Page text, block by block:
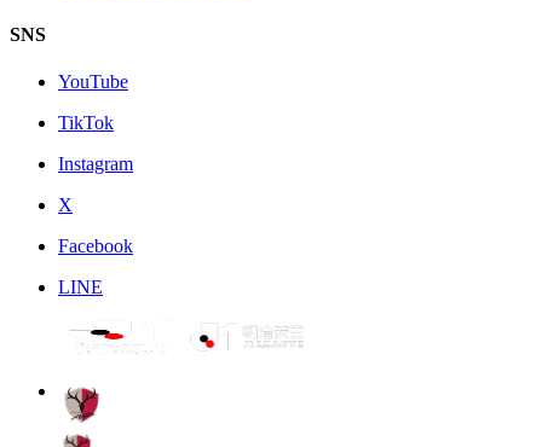
SNS
YouTube
TikTok
Instagram
X
Facebook
LINE